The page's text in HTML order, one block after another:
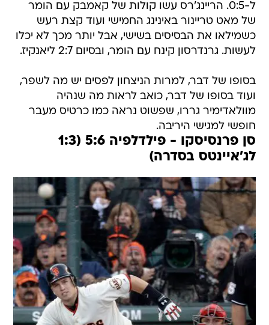
ל-0:5. הריינג'רס עשו קולות של קאמבק עם הומר
של מאט טריינור באינינג החמישי ועוד קצת רעש
כשמילאו את הבסיסים בשישי, אבל יותר מכך לא יכלו
לעשות. גרנדרסון קינח עם הומר, ובסיום 2:7 ליאנקיז.
בסופו של דבר, למרות הניצחון לפסים יש מה לשפר,
ועוד בסופו של דבר, כואב לראות מה שנהיה
מוולאדימיר גררו, שפשוט נראה כמו כרטיס מעבר
חופשי למגישי היריבה.
סן פרנסיסקו - פילדלפיה 5:6 (1:3
לג'איינטס בסדרה)